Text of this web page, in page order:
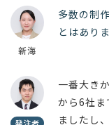
新海
多数の制
とはあり
一番大き
から6社ま
ましたし